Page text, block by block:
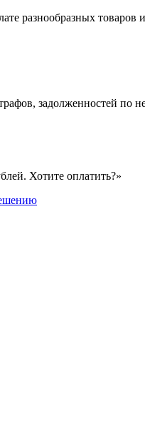
разнообразных
задолженностей по
Хотите оплатить?»